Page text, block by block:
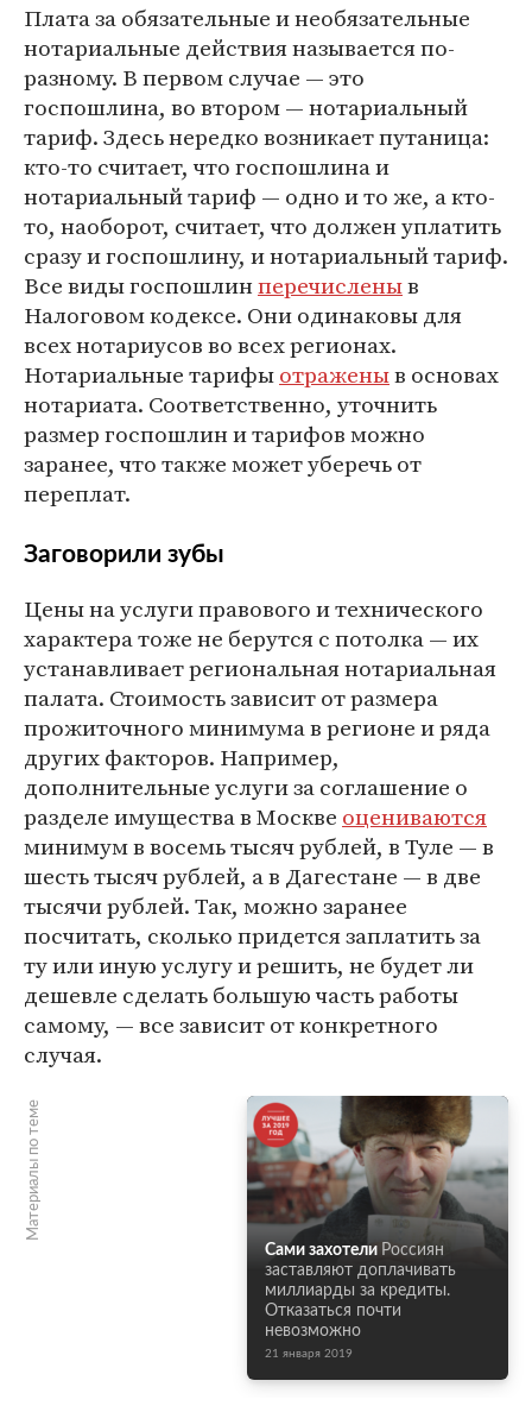
Плата за обязательные и необязательные
нотариальные действия называется по-
разному. В первом случае — это
госпошлина, во втором — нотариальный
тариф. Здесь нередко возникает путаница:
кто-то считает, что госпошлина и
нотариальный тариф — одно и то же, а кто-
то, наоборот, считает, что должен уплатить
сразу и госпошлину, и нотариальный тариф.
Все виды госпошлинперечисленыв
Налоговом кодексе. Они одинаковы для
всех нотариусов во всех регионах.
Нотариальные тарифыотраженыв основах
нотариата. Соответственно, уточнить
размер госпошлин и тарифов можно
заранее, что также может уберечь от
переплат.
Заговорили зубы
Цены на услуги правового и технического
характера тоже не берутся с потолка — их
устанавливает региональная нотариальная
палата. Стоимость зависит от размера
прожиточного минимума в регионе и ряда
других факторов. Например,
дополнительные услуги за соглашение о
разделе имущества в Москве оцениваются
минимум в восемь тысяч рублей, в Туле — в
шесть тысяч рублей, а в Дагестане — в две
тысячи рублей. Так, можно заранее
посчитать, сколько придется заплатить за
ту или иную услугу и решить, не будет ли
дешевле сделать большую часть работы
самому, — все зависит от конкретного
случая.
Материалы по теме
Сами захотели Россиян
заставляют доплачивать
миллиарды за кредиты.
Отказаться почти
невозможно
21 января 2019